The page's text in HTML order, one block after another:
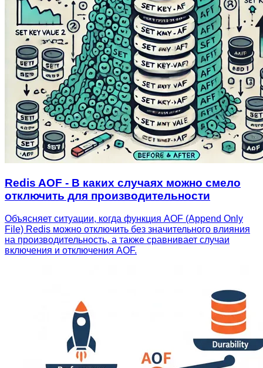
Redis AOF - В каких случаях можно смело
отключить для производительности
Объясняет ситуации, когда функция AOF (Append Only
File) Redis можно отключить без значительного влияния
на производительность, а также сравнивает случаи
включения и отключения AOF.